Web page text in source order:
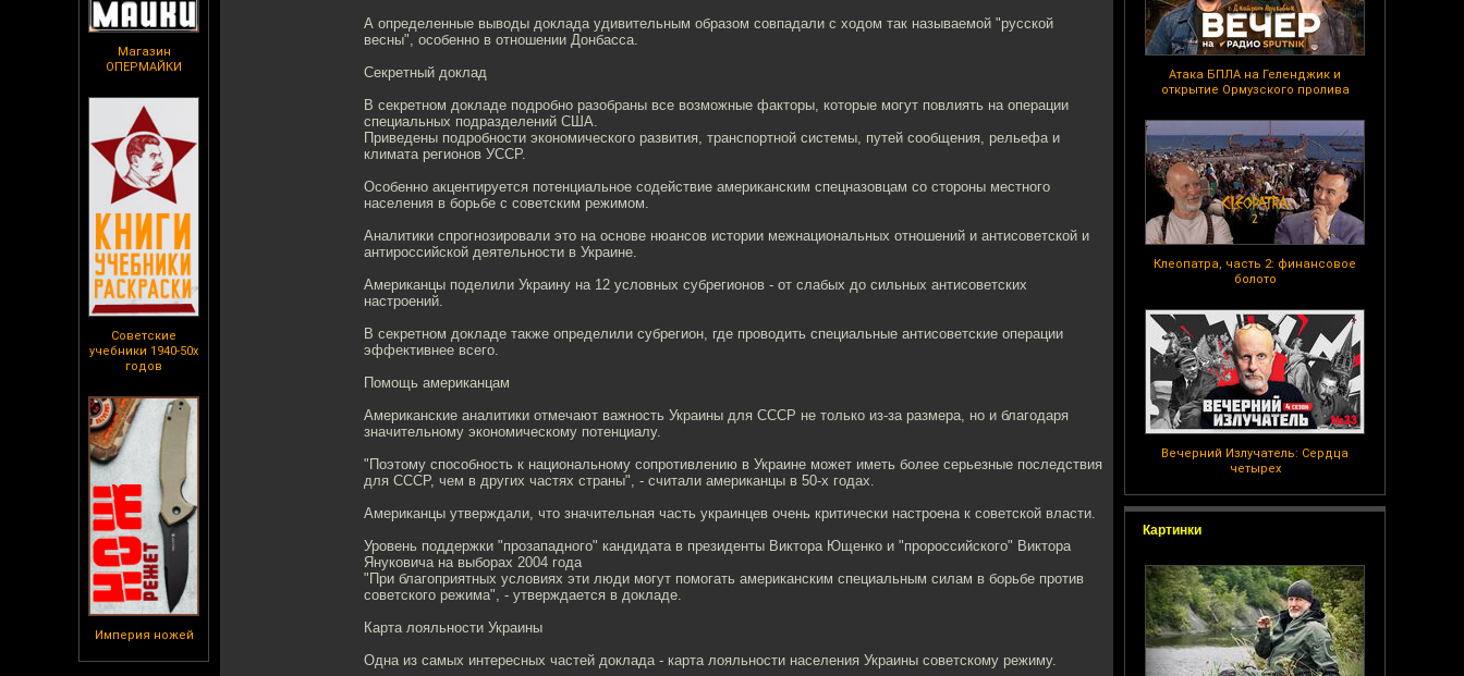
Магазин
ОПЕРМАЙКИ
Советские
учебники 1940-50х
годов
Империя ножей
Атака БПЛА на Геленджик и
открытие Ормузского пролива
Клеопатра, часть 2: финансовое
болото
Вечерний Излучатель: Сердца
четырех
Картинки
А определенные выводы доклада удивительным образом совпадали с ходом так называемой "русской
весны", особенно в отношении Донбасса.
Секретный доклад
В секретном докладе подробно разобраны все возможные факторы, которые могут повлиять на операции
специальных подразделений США.
Приведены подробности экономического развития, транспортной системы, путей сообщения, рельефа и
климата регионов УССР.
Особенно акцентируется потенциальное содействие американским спецназовцам со стороны местного
населения в борьбе с советским режимом.
Аналитики спрогнозировали это на основе нюансов истории межнациональных отношений и антисоветской и
антироссийской деятельности в Украине.
Американцы поделили Украину на 12 условных субрегионов - от слабых до сильных антисоветских
настроений.
В секретном докладе также определили субрегион, где проводить специальные антисоветские операции
эффективнее всего.
Помощь американцам
Американские аналитики отмечают важность Украины для СССР не только из-за размера, но и благодаря
значительному экономическому потенциалу.
"Поэтому способность к национальному сопротивлению в Украине может иметь более серьезные последствия
для СССР, чем в других частях страны", - считали американцы в 50-х годах.
Американцы утверждали, что значительная часть украинцев очень критически настроена к советской власти.
Уровень поддержки "прозападного" кандидата в президенты Виктора Ющенко и "пророссийского" Виктора
Януковича на выборах 2004 года
"При благоприятных условиях эти люди могут помогать американским специальным силам в борьбе против
советского режима", - утверждается в докладе.
Карта лояльности Украины
Одна из самых интересных частей доклада - карта лояльности населения Украины советскому режиму.